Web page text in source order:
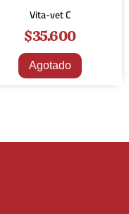
Vita-vet C
$35.600
Agotado